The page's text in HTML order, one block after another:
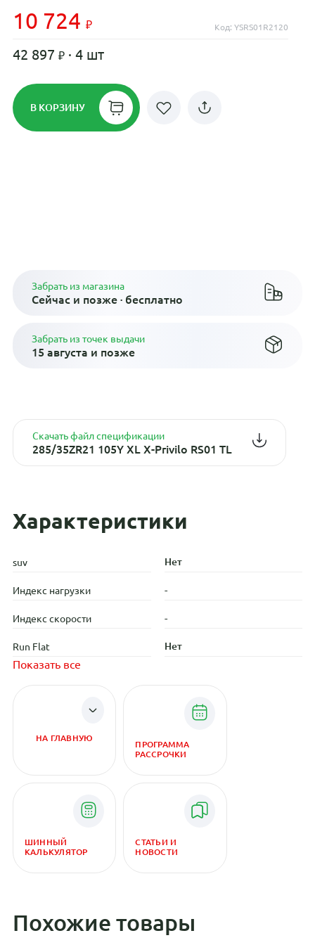
10 724 Код: YSRS01R2120
42 897 · 4 шт
В КОРЗИНУ
Забрать из магазина
Сейчас и позже · бесплатно
Забрать из точек выдачи
15 августа и позже
Скачать файл спецификации
285/35ZR21 105Y XL X-Privilo RS01 TL
Характеристики
suv Нет
Индекс нагрузки -
Индекс скорости -
Run Flat Нет
Показать все
НА ГЛАВНУЮ
ПРОГРАММА
РАССРОЧКИ
ШИННЫЙ
КАЛЬКУЛЯТОР
СТАТЬИ И
НОВОСТИ
Похожие товары